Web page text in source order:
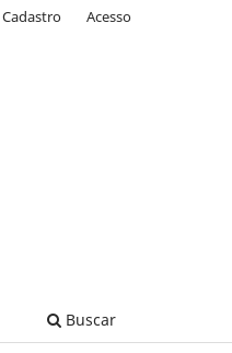
Buscar
Cadastro Acesso